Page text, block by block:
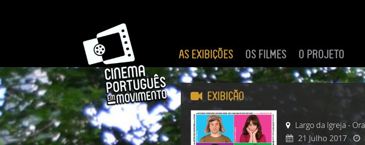
AS EXIBIÇÕES OS FILMES O PROJETO
Exibição
Largo da Igreja -
21 Julho 2017